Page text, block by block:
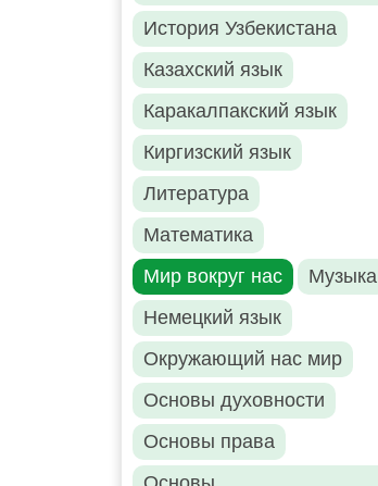
История Узбекистана
Казахский язык
Каракалпакский язык
Киргизский язык
Литература
Математика
Мир вокруг нас
Музыка
Немецкий язык
Окружающий нас мир
Основы духовности
Основы права